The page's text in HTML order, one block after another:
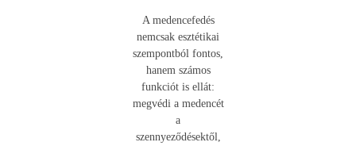
A medencefedés
nemcsak esztétikai
szempontból fontos,
hanem számos
funkciót is ellát:
megvédi a medencét
a
szennyeződésektől,